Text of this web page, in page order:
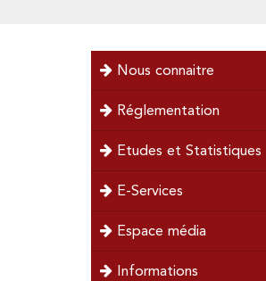
menu
left Nous connaitre
Réglementation
Etudes et Statistiques
E-Services
Espace média
Informations